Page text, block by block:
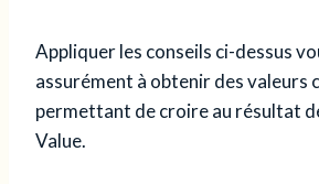
Appliquer les conseils ci-dessus
assurément à obtenir des valeurs
permettant de croire au résultat
Value.